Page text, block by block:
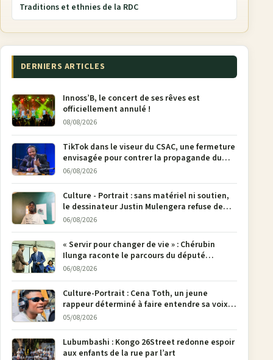
Traditions et ethnies de la RDC
DERNIERS ARTICLES
Innoss’B, le concert de ses rêves est
officiellement annulé !
08/08/2026
TikTok dans le viseur du CSAC, une fermeture
envisagée pour contrer la propagande du
M23
06/08/2026
Culture - Portrait : sans matériel ni soutien,
le dessinateur Justin Mulengera refuse de
poser son crayon
06/08/2026
« Servir pour changer de vie » : Chérubin
Ilunga raconte le parcours du député
national Jethro Muyombi Tshimbu en 137
06/08/2026
Culture-Portrait : Cena Toth, un jeune
rappeur déterminé à faire entendre sa voix à
Bunia
05/08/2026
Lubumbashi : Kongo 26Street redonne espoir
aux enfants de la rue par l’art